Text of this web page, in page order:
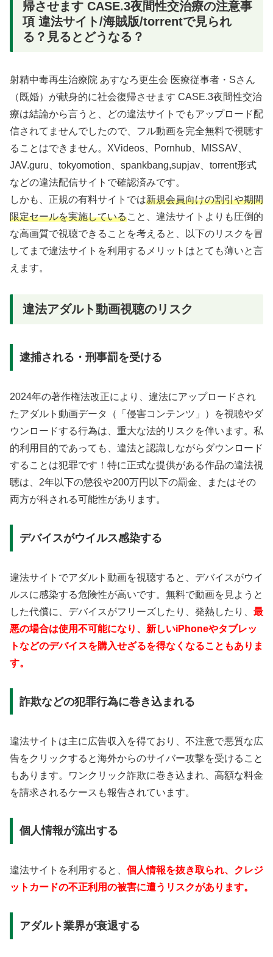
帰させます CASE.3夜間性交治療の注意事
項 違法サイト/海賊版/torrentで見られ
る？見るとどうなる？
射精中毒再生治療院 あすなろ更生会 医療従事者・Sさん
（既婚）が献身的に社会復帰させます CASE.3夜間性交治
療は結論から言うと、どの違法サイトでもアップロード配
信されてませんでしたので、フル動画を完全無料で視聴す
ることはできません。XVideos、Pornhub、MISSAV、
JAV.guru、tokyomotion、spankbang,supjav、torrent形式
などの違法配信サイトで確認済みです。
しかも、正規の有料サイトでは新規会員向けの割引や期間
限定セールを実施していること、違法サイトよりも圧倒的
な高画質で視聴できることを考えると、以下のリスクを冒
してまで違法サイトを利用するメリットはとても薄いと言
えます。
違法アダルト動画視聴のリスク
逮捕される・刑事罰を受ける
2024年の著作権法改正により、違法にアップロードされ
たアダルト動画データ（「侵害コンテンツ」）を視聴やダ
ウンロードする行為は、重大な法的リスクを伴います。私
的利用目的であっても、違法と認識しながらダウンロード
することは犯罪です！特に正式な提供がある作品の違法視
聴は、2年以下の懲役や200万円以下の罰金、またはその
両方が科される可能性があります。
デバイスがウイルス感染する
違法サイトでアダルト動画を視聴すると、デバイスがウイ
ルスに感染する危険性が高いです。無料で動画を見ようと
した代償に、デバイスがフリーズしたり、発熱したり、 最
悪の場合は使用不可能になり、新しいiPhoneやタブレッ
トなどのデバイスを購入せざるを得なくなることもありま
す。
詐欺などの犯罪行為に巻き込まれる
違法サイトは主に広告収入を得ており、不注意で悪質な広
告をクリックすると海外からのサイバー攻撃を受けること
もあります。ワンクリック詐欺に巻き込まれ、高額な料金
を請求されるケースも報告されています。
個人情報が流出する
違法サイトを利用すると、 個人情報を抜き取られ、クレジ
ットカードの不正利用の被害に遭うリスクがあります。
アダルト業界が衰退する